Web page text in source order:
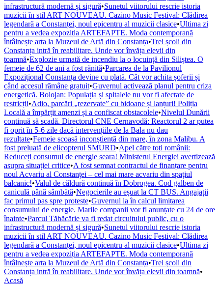
infrastructură modernă și sigură•Sunetul viitorului rescrie istoria
muzicii în stil ART NOUVEAU. Cazino Music Festival: Clădirea
legendară a Constanței, noul epicentru al muzicii clasice•Ultima zi
pentru a vedea expoziția ARTEFAPTE. Moda contemporană
întâlnește arta la Muzeul de Artă din Constanța•Trei școli din
Constanța intră în reabilitare. Unde vor învăța elevii din
toamnă•Explozie urmată de incendiu la o locuință din Siliștea. O
femeie de 62 de ani a fost rănită•Parcarea de la Pavilionul
Expozițional Constanța devine cu plată. Cât vor achita șoferii și
când accesul rămâne gratuit•Guvernul activează planul pentru criza
energetică. Bolojan: Populația și spitalele nu vor fi afectate de
restricții•Adio, parcări „rezervate” cu bidoane și lanțuri! Poliția
Locală a împărțit amenzi și a confiscat obstacolele•Nivelul Dunării
continuă să scadă. Directorul CNE Cernavodă: Reactorul 2 ar putea
fi oprit în 5-6 zile dacă intervențiile de la Bala nu dau
rezultate•Femeie scoasă inconștientă din mare, în zona Malibu. A
fost preluată de elicopterul SMURD•Apel către toți românii:
Reduceți consumul de energie seara! Ministerul Energiei avertizează
asupra situației critice•A fost semnat contractul de finanțare pentru
noul Acvariu al Constanței – cel mai mare acvariu din spațiul
balcanic!•Valul de căldură continuă în Dobrogea. Cod galben de
caniculă până sâmbătă•Negocierile au eșuat la CT BUS. Angajații
fac primul pas spre proteste•Guvernul ia în calcul limitarea
consumului de energie. Marile companii vor fi anunțate cu 24 de ore
înainte•Parcul Tăbăcărie va fi redat circuitului public, cu o
infrastructură modernă și sigură•Sunetul viitorului rescrie istoria
muzicii în stil ART NOUVEAU. Cazino Music Festival: Clădirea
legendară a Constanței, noul epicentru al muzicii clasice•Ultima zi
pentru a vedea expoziția ARTEFAPTE. Moda contemporană
întâlnește arta la Muzeul de Artă din Constanța•Trei școli din
Constanța intră în reabilitare. Unde vor învăța elevii din toamnă•
Acasă